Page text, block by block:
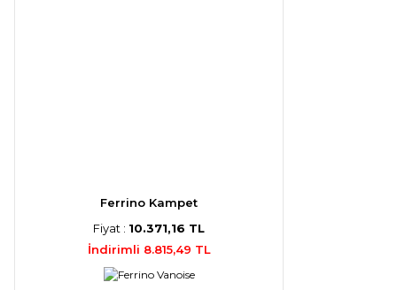
Ferrino Kampet
Fiyat : 10.371,16 TL
İndirimli 8.815,49 TL